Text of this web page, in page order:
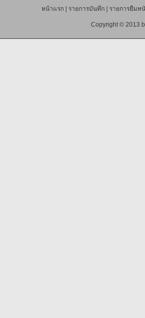
หน้าแรก| รายการบันทึก| รายการยืมห
Copyright © 2013